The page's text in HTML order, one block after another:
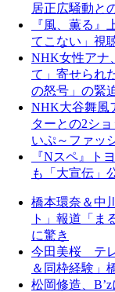
居正広騒動と
『風、薫る』
てこない」視
NHK女性アナ
て」寄せられ
の怒号」の緊
NHK大谷舞風
ターとの2シ
いぷ～ファッ
『Nスペ』ト
も「大宣伝」
橋本環奈＆中
ト」報道「ま
に驚き
今田美桜 テ
＆同枠経験」
松岡修造、